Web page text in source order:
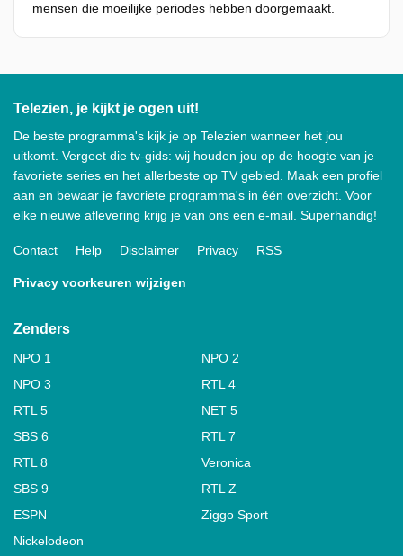
mensen die moeilijke periodes hebben doorgemaakt.
Telezien, je kijkt je ogen uit!
De beste programma's kijk je op Telezien wanneer het jou
uitkomt. Vergeet die tv-gids: wij houden jou op de hoogte van je
favoriete series en het allerbeste op TV gebied. Maak een profiel
aan en bewaar je favoriete programma's in één overzicht. Voor
elke nieuwe aflevering krijg je van ons een e-mail. Superhandig!
Contact Help Disclaimer Privacy RSS
Privacy voorkeuren wijzigen
Zenders
NPO 1
NPO 2
NPO 3
RTL 4
RTL 5
NET 5
SBS 6
RTL 7
RTL 8
Veronica
SBS 9
RTL Z
ESPN
Ziggo Sport
Nickelodeon